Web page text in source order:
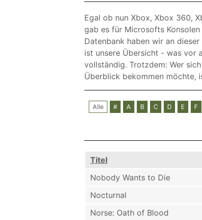
Egal ob nun Xbox, Xbox 360,
gab es für Microsofts
Datenbank haben wir an
ist unsere Übersicht - was vor
vollständig. Trotzdem: Wer
Überblick bekommen möchte,
Alle # A B C D E F
Titel
Nobody Wants to Die
Nocturnal
Norse: Oath of Blood